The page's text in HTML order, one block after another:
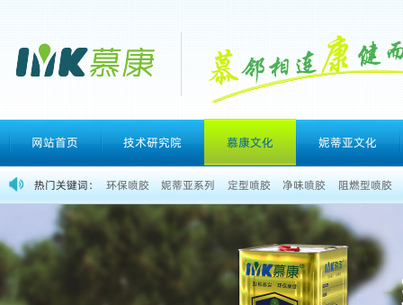
网站首页 技术研究院 慕康文化 妮蒂亚文化
热门关键词： 环保喷胶 妮蒂亚系列 定型喷胶 净味喷胶 阻燃型喷胶